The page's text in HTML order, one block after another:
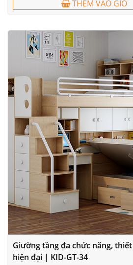
THÊM VÀO GIỎ
Giường tầng đa chức năng,
hiện đại | KID-GT-34